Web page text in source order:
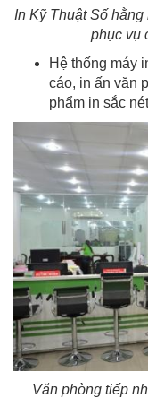
In Kỹ Thuật Số
phục vụ
Hệ thống máy
cáo, in ấn văn
phẩm in sắc
Văn phòng tiếp